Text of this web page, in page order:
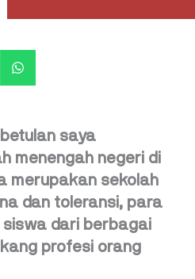
saya
menengah negeri di
merupakan sekolah
dan toleransi, para
siswa dari berbagai
profesi orang